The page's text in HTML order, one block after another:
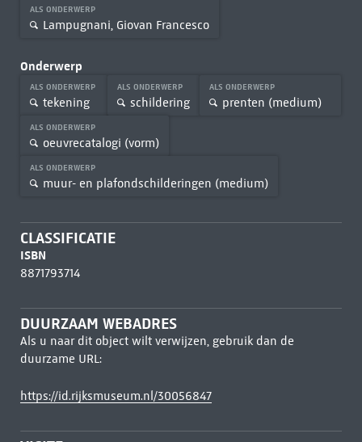
ALS ONDERWERP
Lampugnani, Giovan Francesco
Onderwerp
ALS ONDERWERP
tekening
ALS ONDERWERP
schildering
ALS ONDERWERP
prenten (medium)
ALS ONDERWERP
oeuvrecatalogi (vorm)
ALS ONDERWERP
muur- en plafondschilderingen (medium)
CLASSIFICATIE
ISBN
8871793714
DUURZAAM WEBADRES
Als u naar dit object wilt verwijzen, gebruik dan de
duurzame URL:
https://id.rijksmuseum.nl/30056847